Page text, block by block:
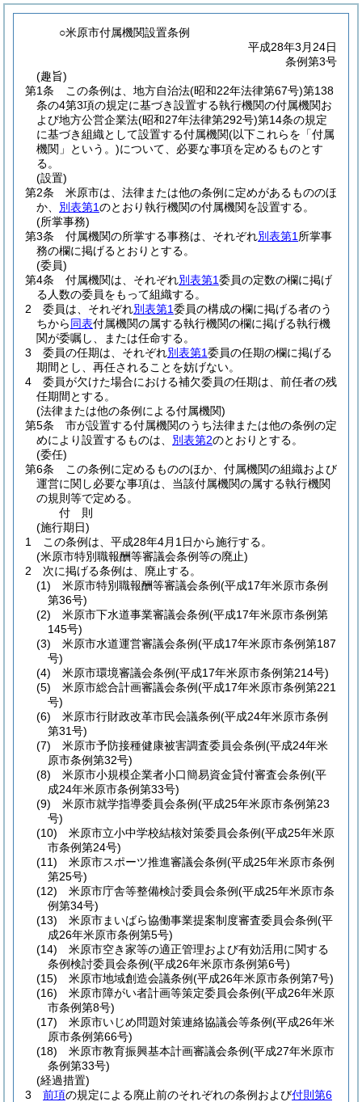
○米原市付属機関設置条例
平成28年3月24日
条例第3号
(趣旨)
第1条
この条例は、地方自治法(昭和22年法律第67号)第138
条の4第3項の規定に基づき設置する執行機関の付属機関お
よび地方公営企業法(昭和27年法律第292号)第14条の規定
に基づき組織として設置する付属機関(以下これらを「付属
機関」という。)について、必要な事項を定めるものとす
る。
(設置)
第2条
米原市は、法律または他の条例に定めがあるもののほ
か、 別表第1のとおり執行機関の付属機関を設置する。
(所掌事務)
第3条
付属機関の所掌する事務は、それぞれ別表第1 所掌事
務の欄に掲げるとおりとする。
(委員)
第4条
付属機関は、それぞれ別表第1委員の定数の欄に掲げ
る人数の委員をもって組織する。
2
委員は、それぞれ別表第1委員の構成の欄に掲げる者のう
ちから同表付属機関の属する執行機関の欄に掲げる執行機
関が委嘱し、または任命する。
3
委員の任期は、それぞれ別表第1委員の任期の欄に掲げる
期間とし、再任されることを妨げない。
4
委員が欠けた場合における補欠委員の任期は、前任者の残
任期間とする。
(法律または他の条例による付属機関)
第5条
市が設置する付属機関のうち法律または他の条例の定
めにより設置するものは、 別表第2のとおりとする。
(委任)
第6条
この条例に定めるもののほか、付属機関の組織および
運営に関し必要な事項は、当該付属機関の属する執行機関
の規則等で定める。
付 則
(施行期日)
1
この条例は、平成28年4月1日から施行する。
(米原市特別職報酬等審議会条例等の廃止)
2
次に掲げる条例は、廃止する。
(1)
米原市特別職報酬等審議会条例(平成17年米原市条例
第36号)
(2)
米原市下水道事業審議会条例(平成17年米原市条例第
145号)
(3)
米原市水道運営審議会条例(平成17年米原市条例第187
号)
(4)
米原市環境審議会条例(平成17年米原市条例第214号)
(5)
米原市総合計画審議会条例(平成17年米原市条例第221
号)
(6)
米原市行財政改革市民会議条例(平成24年米原市条例
第31号)
(7)
米原市予防接種健康被害調査委員会条例(平成24年米
原市条例第32号)
(8)
米原市小規模企業者小口簡易資金貸付審査会条例(平
成24年米原市条例第33号)
(9)
米原市就学指導委員会条例(平成25年米原市条例第23
号)
(10)
米原市立小中学校結核対策委員会条例(平成25年米原
市条例第24号)
(11)
米原市スポーツ推進審議会条例(平成25年米原市条例
第25号)
(12)
米原市庁舎等整備検討委員会条例(平成25年米原市条
例第34号)
(13)
米原市まいばら協働事業提案制度審査委員会条例(平
成26年米原市条例第5号)
(14)
米原市空き家等の適正管理および有効活用に関する
条例検討委員会条例(平成26年米原市条例第6号)
(15)
米原市地域創造会議条例(平成26年米原市条例第7号)
(16)
米原市障がい者計画等策定委員会条例(平成26年米原
市条例第8号)
(17)
米原市いじめ問題対策連絡協議会等条例(平成26年米
原市条例第66号)
(18)
米原市教育振興基本計画審議会条例(平成27年米原市
条例第33号)
(経過措置)
3
前項の規定による廃止前のそれぞれの条例および付則第6